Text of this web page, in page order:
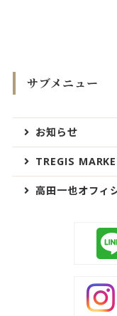
サブメニュー
お知らせ
TREGIS
高田一也オフィ